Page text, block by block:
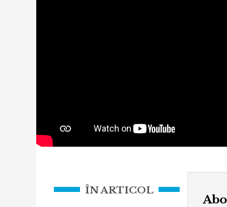
ÎN ARTICOL